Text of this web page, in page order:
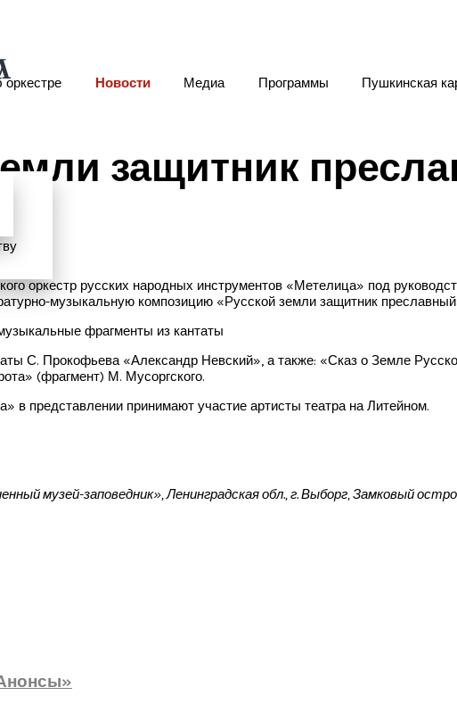
Новости Медиа Программы Пушкинская
защитник
оркестр русских народных инструментов «Метелица» под
музыкальную композицию «Русской земли защитник
фрагменты из кантаты
С. Прокофьева «Александр Невский», а также: «Сказ о Земле
(фрагмент) М. Мусоргского.
в представлении принимают участие артисты театра на Литейном.
музей-заповедник»,Ленинградская обл.,г. Выборг,Замковый